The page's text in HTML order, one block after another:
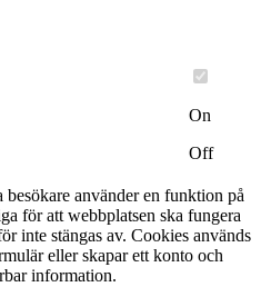
On
Off
besökare använder en funktion på
för att webbplatsen ska fungera
inte stängas av. Cookies används
eller skapar ett konto och
information.